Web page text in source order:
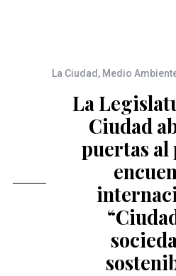
La Ciudad , Medio
La
Ciudad
puertas